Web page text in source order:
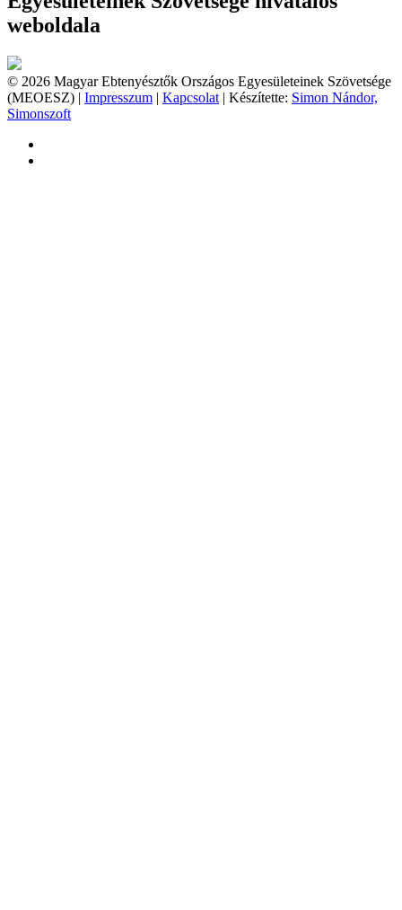
weboldala
© 2026 Magyar Ebtenyésztők Országos Egyesületeinek Szövetsége
(MEOESZ) | Impresszum | Kapcsolat | Készítette: Simon Nándor,
Simonszoft